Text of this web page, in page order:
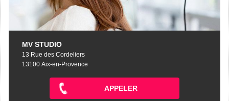
MV STUDIO
13 Rue des Cordeliers
13100 Aix-en-Provence
APPELER